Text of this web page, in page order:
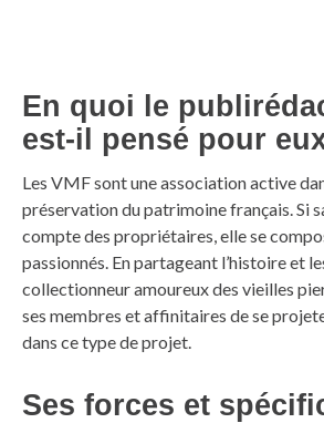
En quoi le
est-il pensé pour
Les VMF sont une association active
préservation du patrimoine français. Si
compte des propriétaires, elle se
passionnés. En partageant l’histoire et
collectionneur amoureux des vieilles
ses membres et affinitaires de se
dans ce type de projet.
Ses forces et